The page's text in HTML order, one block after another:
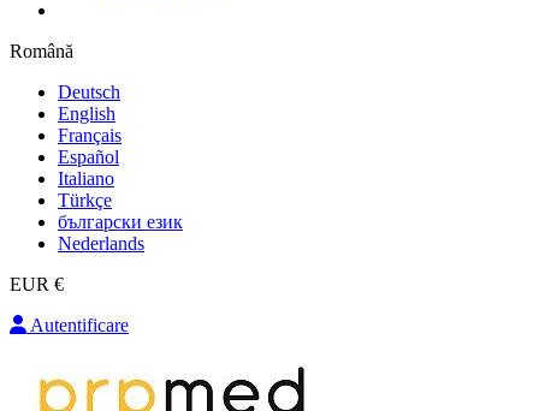
Română
Deutsch
English
Français
Español
Italiano
Türkçe
български език
Nederlands
EUR €
Autentificare